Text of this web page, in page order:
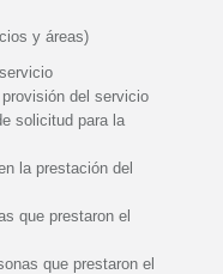
y áreas)
provisión del servicio
solicitud para la
la prestación del
que prestaron el
que prestaron el